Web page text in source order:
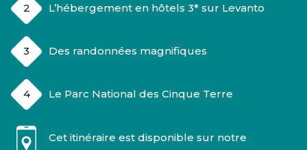
L’hébergement en hôtels 3* sur Levanto
Des randonnées magnifiques
Le Parc National des Cinque Terre
Cet itinéraire est disponible sur notre